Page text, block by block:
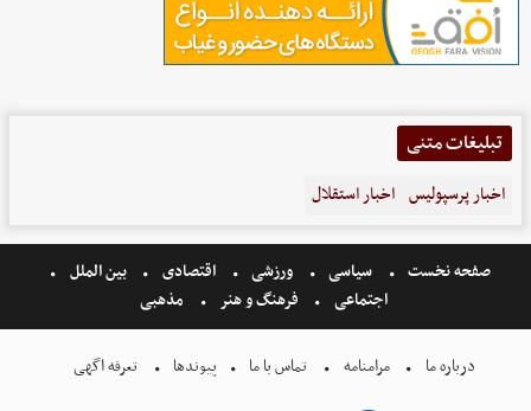
تبلیغات متنی
اخبار پرسپولیس اخبار استقلال
صفحه نخست سیاسی ورزشی اقتصادی
بین الملل
اجتماعی
فرهنگ و هنر مذهبی
درباره ما مرامنامه تماس با ما پیوندها تعرفه اگهی